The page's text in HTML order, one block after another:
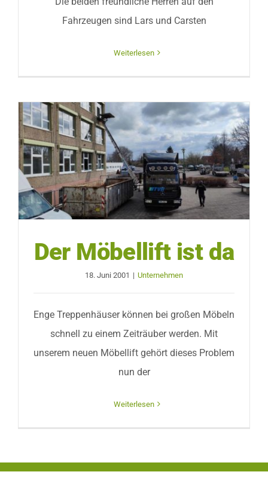
Fahrzeugen sind Lars und Carsten
Weiterlesen
Der Möbellift ist da
18. Juni 2001 | Unternehmen
Enge Treppenhäuser können bei großen Möbeln
schnell zu einem Zeiträuber werden. Mit
unserem neuen Möbellift gehört dieses Problem
nun der
Weiterlesen